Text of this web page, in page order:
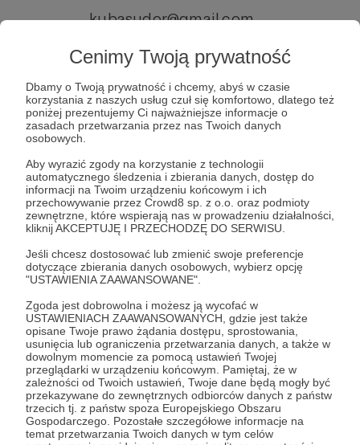
Cenimy Twoją prywatność
Dbamy o Twoją prywatność i chcemy, abyś w czasie
korzystania z naszych usług czuł się komfortowo, dlatego też
poniżej prezentujemy Ci najważniejsze informacje o
zasadach przetwarzania przez nas Twoich danych
osobowych.
Aby wyrazić zgody na korzystanie z technologii
automatycznego śledzenia i zbierania danych, dostęp do
informacji na Twoim urządzeniu końcowym i ich
przechowywanie przez Crowd8 sp. z o.o. oraz podmioty
zewnętrzne, które wspierają nas w prowadzeniu działalności,
kliknij AKCEPTUJĘ I PRZECHODZĘ DO SERWISU.
Jeśli chcesz dostosować lub zmienić swoje preferencje
dotyczące zbierania danych osobowych, wybierz opcję
"USTAWIENIA ZAAWANSOWANE".
Zgoda jest dobrowolna i możesz ją wycofać w
USTAWIENIACH ZAAWANSOWANYCH, gdzie jest także
opisane Twoje prawo żądania dostępu, sprostowania,
usunięcia lub ograniczenia przetwarzania danych, a także w
dowolnym momencie za pomocą ustawień Twojej
przeglądarki w urządzeniu końcowym. Pamiętaj, że w
zależności od Twoich ustawień, Twoje dane będą mogły być
przekazywane do zewnętrznych odbiorców danych z państw
trzecich tj. z państw spoza Europejskiego Obszaru
Gospodarczego. Pozostałe szczegółowe informacje na
temat przetwarzania Twoich danych w tym celów
kubasudor@gmail.com
lejek20@o2.pl
UWAGA
Osoby, które chcą odebrać przesyłki w
ahead.com z podaniem: imienia, nazwiska,
numeru paczkomatu, telefonu oraz adresu
email.
Udostępnij
PSX Extreme
Zobacz profil autora